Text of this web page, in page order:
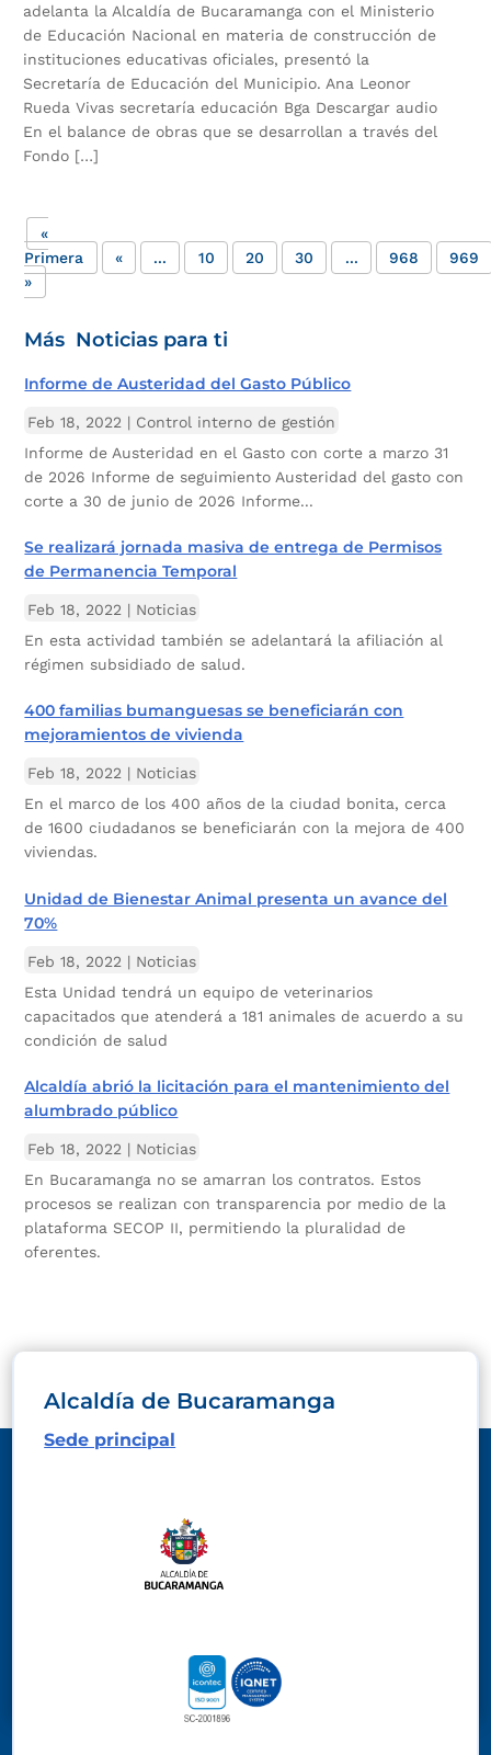
adelanta la Alcaldía de Bucaramanga con el Ministerio
de Educación Nacional en materia de construcción de
instituciones educativas oficiales, presentó la
Secretaría de Educación del Municipio. Ana Leonor
Rueda Vivas secretaría educación Bga Descargar audio
En el balance de obras que se desarrollan a través del
Fondo […]
«
Primera
« ... 10 20 30 ... 968
969
»
Más Noticias para ti
Informe de Austeridad del Gasto Público
Feb 18, 2022 | Control interno de gestión
Informe de Austeridad en el Gasto con corte a marzo 31
de 2026 Informe de seguimiento Austeridad del gasto con
corte a 30 de junio de 2026 Informe...
Se realizará jornada masiva de entrega de Permisos
de Permanencia Temporal
Feb 18, 2022 | Noticias
En esta actividad también se adelantará la afiliación al
régimen subsidiado de salud.
400 familias bumanguesas se beneficiarán con
mejoramientos de vivienda
Feb 18, 2022 | Noticias
En el marco de los 400 años de la ciudad bonita, cerca
de 1600 ciudadanos se beneficiarán con la mejora de 400
viviendas.
Unidad de Bienestar Animal presenta un avance del
70%
Feb 18, 2022 | Noticias
Esta Unidad tendrá un equipo de veterinarios
capacitados que atenderá a 181 animales de acuerdo a su
condición de salud
Alcaldía abrió la licitación para el mantenimiento del
alumbrado público
Feb 18, 2022 | Noticias
En Bucaramanga no se amarran los contratos. Estos
procesos se realizan con transparencia por medio de la
plataforma SECOP II, permitiendo la pluralidad de
oferentes.
Alcaldía de Bucaramanga
Sede principal